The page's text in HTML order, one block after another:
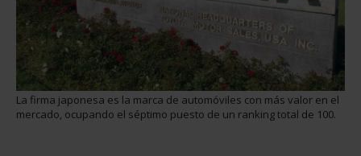
La firma japonesa es la marca de automóviles con más valor en el
mercado, ocupando el séptimo puesto de un ranking total de 100.